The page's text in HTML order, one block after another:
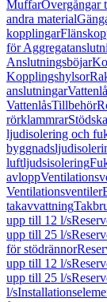
MuffarÖvergångar
andra material
kopplingar
för
Anslutningsböjar
Kopplingshylsor
anslutningar
VattenlåsTillbehör
rörklammrar
ljudisolering och
luftljudsisolering
avlopp
Ventilationsventiler
takavvattning
upp till 12 l/s
upp till 25 l/s
för stödrännor
upp till 12 l/s
upp till 25 l/s
l/s